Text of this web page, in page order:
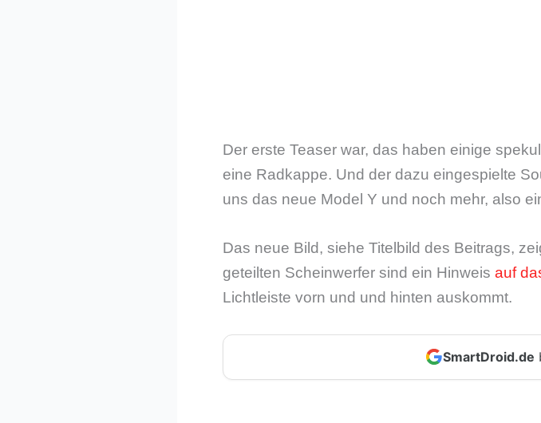
Der erste Teaser war, das haben einige
eine Radkappe. Und der dazu eingespielte
uns das neue Model Y und noch mehr, also
Das neue Bild, siehe Titelbild des Beitrags,
geteilten Scheinwerfer sind ein Hinweis auf
Lichtleiste vorn und und hinten auskommt.
SmartDroid.de